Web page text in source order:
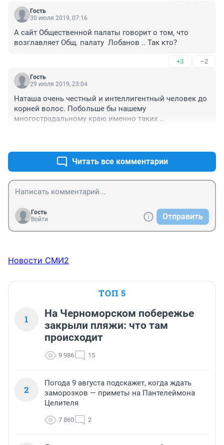
Гость
30 июля 2019, 07:16
А сайт Общественной палаты говорит о том, что
возглавляет Общ. палату  Лобанов .. Так кто?
+3 –2
Гость
29 июля 2019, 23:04
Наташа очень честный и интеллигентный человек до
корней волос. Побольше бы нашему
многострадальному краю именно таких
Читать все комментарии
Гость
Войти
Отправить
Новости СМИ2
ТОП 5
1
На Черноморском побережье
закрыли пляжи: что там
происходит
9 986 15
2
Погода 9 августа подскажет, когда ждать
заморозков — приметы на Пантелеймона
Целителя
7 860 2